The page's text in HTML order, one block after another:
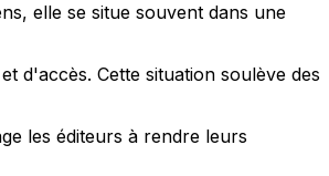
elle se situe souvent dans une
d'accès. Cette situation soulève des
les éditeurs à rendre leurs